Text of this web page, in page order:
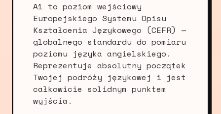
A1 to poziom wejściowy
Europejskiego Systemu Opisu
Kształcenia Językowego (CEFR) —
globalnego standardu do pomiaru
poziomu języka angielskiego.
Reprezentuje absolutny początek
Twojej podróży językowej i jest
całkowicie solidnym punktem
wyjścia.